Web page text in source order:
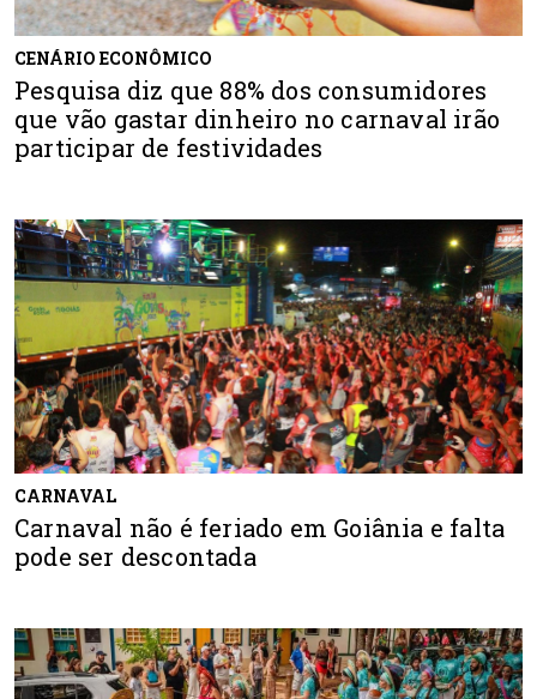
CENÁRIO ECONÔMICO
Pesquisa diz que 88% dos consumidores
que vão gastar dinheiro no carnaval irão
participar de festividades
CARNAVAL
Carnaval não é feriado em Goiânia e falta
pode ser descontada